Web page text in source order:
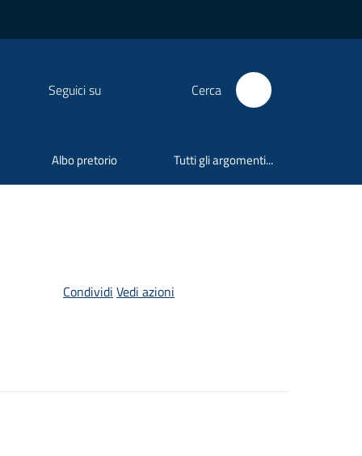
Seguici su Cerca
Albo pretorio Tutti gli argomenti...
Condividi Vedi azioni